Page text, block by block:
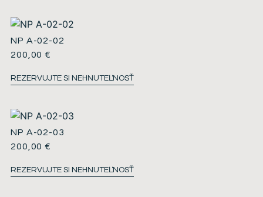
NP A-02-02
200,00€
REZERVUJTE SI NEHNUTEĽNOSŤ
NP A-02-03
200,00€
REZERVUJTE SI NEHNUTEĽNOSŤ